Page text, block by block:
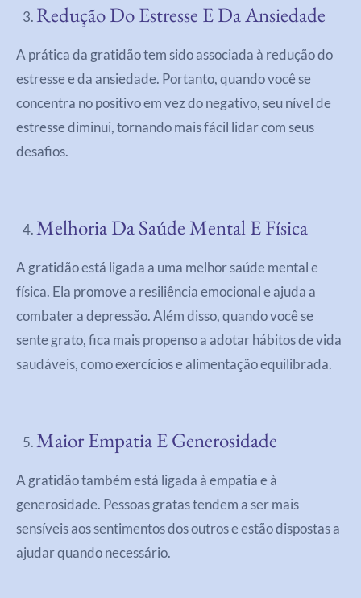
Redução Do Estresse E Da Ansiedade
A prática da gratidão tem sido associada à redução do
estresse e da ansiedade. Portanto, quando você se
concentra no positivo em vez do negativo, seu nível de
estresse diminui, tornando mais fácil lidar com seus
desafios.
Melhoria Da Saúde Mental E Física
A gratidão está ligada a uma melhor saúde mental e
física. Ela promove a resiliência emocional e ajuda a
combater a depressão. Além disso, quando você se
sente grato, fica mais propenso a adotar hábitos de vida
saudáveis, como exercícios e alimentação equilibrada.
Maior Empatia E Generosidade
A gratidão também está ligada à empatia e à
generosidade. Pessoas gratas tendem a ser mais
sensíveis aos sentimentos dos outros e estão dispostas a
ajudar quando necessário.